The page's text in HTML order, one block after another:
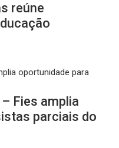
reúne
– Fies amplia
parciais do